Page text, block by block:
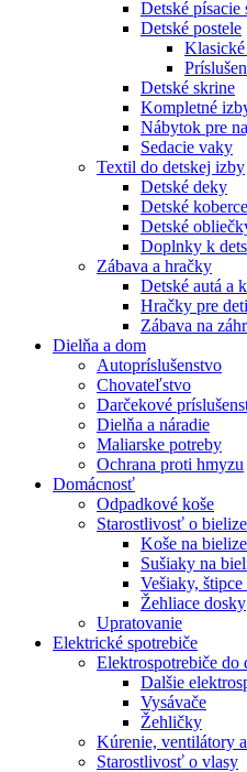
Detské písacie
Detské postele
Klasické
Detské skrine
Kompletné
Nábytok pre
Sedacie vaky
Textil do detskej izby
Detské deky
Detské koberce
Detské
Doplnky k
Zábava a hračky
Detské autá a
Hračky pre deti
Zábava na
Dielňa a dom
Autopríslušenstvo
Chovateľstvo
Darčekové
Dielňa a náradie
Maliarske potreby
Ochrana proti hmyzu
Domácnosť
Odpadkové koše
Starostlivosť o
Koše na
Sušiaky na
Vešiaky,
Žehliace dosky
Upratovanie
Elektrické spotrebiče
Elektrospotrebiče do
Dalšie
Vysávače
Žehličky
Kúrenie, ventilátory
Starostlivosť o vlasy